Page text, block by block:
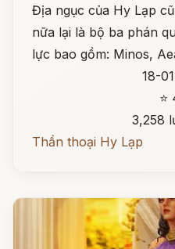
Địa ngục của Hy Lạp
nữa lại là bộ ba phán
lực bao gồm: Minos,
18-
⭐
3,258
Thần thoại Hy Lạp